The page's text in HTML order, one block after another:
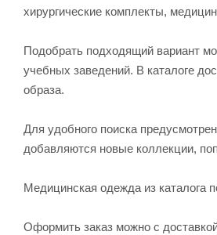
хирургические комплекты,
Подобрать подходящий вариант
учебных заведений. В каталоге
образа.
Для удобного поиска
добавляются новые коллекции,
Медицинская одежда из каталога
Оформить заказ можно с